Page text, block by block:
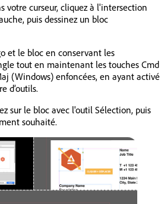
votre curseur, cliquez à l'intersection
puis dessinez un bloc
et le bloc en conservant les
tout en maintenant les touches Cmd
(Windows) enfoncées, en ayant activé
d’outils.
sur le bloc avec l'outil Sélection, puis
souhaité.